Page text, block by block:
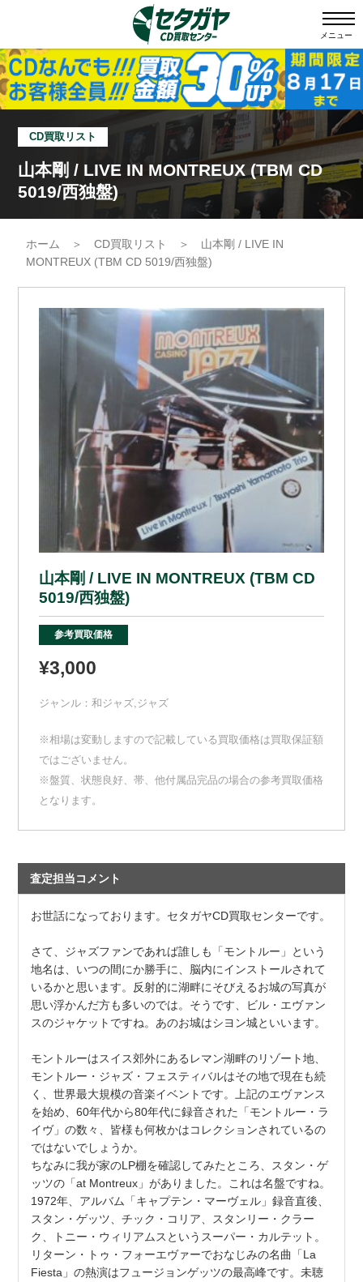
メニュー
CD買取リスト
山本剛 / LIVE IN MONTREUX (TBM CD
5019/西独盤)
ホーム ＞ CD買取リスト ＞
山本剛 / LIVE IN
MONTREUX (TBM CD 5019/西独盤)
山本剛 / LIVE IN MONTREUX (TBM CD
5019/西独盤)
参考買取価格
¥3,000
ジャンル：和ジャズ ジャズ
※相場は変動しますので記載している買取価格は買取保証額
ではございません。
※盤質、状態良好、帯、他付属品完品の場合の参考買取価格
となります。
査定担当コメント
お世話になっております。セタガヤCD買取センターです。
さて、ジャズファンであれば誰しも「モントルー」という
地名は、いつの間にか勝手に、脳内にインストールされて
いるかと思います。反射的に湖畔にそびえるお城の写真が
思い浮かんだ方も多いのでは。そうです、ビル・エヴァン
スのジャケットですね。あのお城はシヨン城といいます。
モントルーはスイス郊外にあるレマン湖畔のリゾート地、
モントルー・ジャズ・フェスティバルはその地で現在も続
く、世界最大規模の音楽イベントです。上記のエヴァンス
を始め、60年代から80年代に録音された「モントルー・ラ
イヴ」の数々、皆様も何枚かはコレクションされているの
ではないでしょうか。
ちなみに我が家のLP棚を確認してみたところ、スタン・ゲ
ッツの「at Montreux」がありました。これは名盤ですね。
1972年、アルバム「キャプテン・マーヴェル」録音直後、
スタン・ゲッツ、チック・コリア、スタンリー・クラー
ク、トニー・ウィリアムスというスーパー・カルテット。
リターン・トゥ・フォーエヴァーでおなじみの名曲「La
Fiesta」の熱演はフュージョンゲッツの最高峰です。未聴